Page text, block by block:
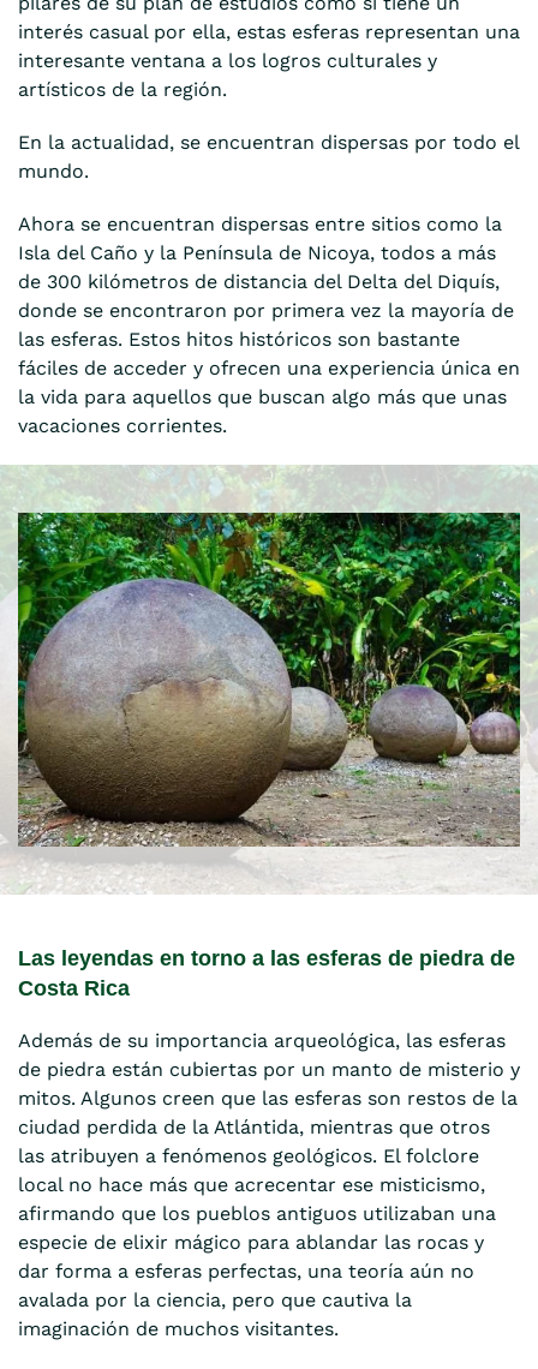
interés casual por ella, estas esferas representan una
interesante ventana a los logros culturales y
artísticos de la región.
En la actualidad, se encuentran dispersas por todo el
mundo.
Ahora se encuentran dispersas entre sitios como la
Isla del Caño y la Península de Nicoya, todos a más
de 300 kilómetros de distancia del Delta del Diquís,
donde se encontraron por primera vez la mayoría de
las esferas. Estos hitos históricos son bastante
fáciles de acceder y ofrecen una experiencia única en
la vida para aquellos que buscan algo más que unas
vacaciones corrientes.
Las leyendas en torno a las esferas de piedra de
Costa Rica
Además de su importancia arqueológica, las esferas
de piedra están cubiertas por un manto de misterio y
mitos. Algunos creen que las esferas son restos de la
ciudad perdida de la Atlántida, mientras que otros
las atribuyen a fenómenos geológicos. El folclore
local no hace más que acrecentar ese misticismo,
afirmando que los pueblos antiguos utilizaban una
especie de elixir mágico para ablandar las rocas y
dar forma a esferas perfectas, una teoría aún no
avalada por la ciencia, pero que cautiva la
imaginación de muchos visitantes.